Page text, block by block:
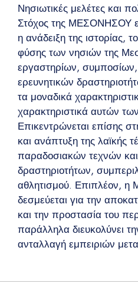
Νησιωτικές μελέτες και
Στόχος της ΜΕΣΟΝΗΣΟΥ
η ανάδειξη της ιστορίας,
φύσης των νησιών της
εργαστηρίων,
ερευνητικών
τα μοναδικά
χαρακτηριστικά αυτών
Επικεντρώνεται επίσης
και ανάπτυξη της λαϊκής
παραδοσιακών τεχνών
δραστηριοτήτων,
αθλητισμού. Επιπλέον,
δεσμεύεται για την
και την προστασία του
παράλληλα διευκολύνει
ανταλλαγή εμπειριών